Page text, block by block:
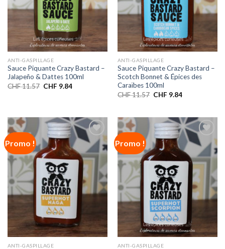
ANTI-GASPILLAGE
Sauce Piquante Crazy Bastard –
Jalapeño & Dattes 100ml
CHF11.57 CHF 9.84
ANTI-GASPILLAGE
Sauce Piquante Crazy Bastard –
Scotch Bonnet & Épices des
Caraïbes 100ml
CHF11.57 CHF 9.84
Promo !
Ajouter
à la liste
de
souhaits
ANTI-GASPILLAGE
Promo !
Ajouter
à la liste
de
souhaits
ANTI-GASPILLAGE